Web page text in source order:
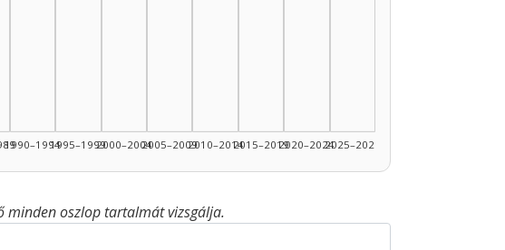
1990–19941995–19992000–20042005–20092010–20142015–20192020–20242025–2026
minden oszlop tartalmát vizsgálja.